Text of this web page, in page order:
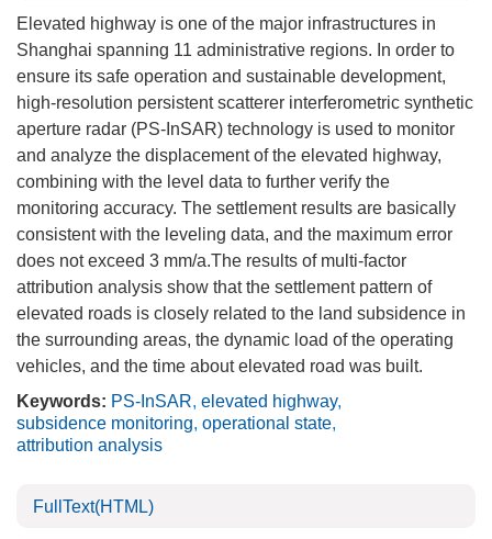
Elevated highway is one of the major infrastructures in
Shanghai spanning 11 administrative regions. In order to
ensure its safe operation and sustainable development,
high-resolution persistent scatterer interferometric synthetic
aperture radar (PS-InSAR) technology is used to monitor
and analyze the displacement of the elevated highway,
combining with the level data to further verify the
monitoring accuracy. The settlement results are basically
consistent with the leveling data, and the maximum error
does not exceed 3 mm/a.The results of multi-factor
attribution analysis show that the settlement pattern of
elevated roads is closely related to the land subsidence in
the surrounding areas, the dynamic load of the operating
vehicles, and the time about elevated road was built.
Keywords: PS-InSAR, elevated highway,
subsidence monitoring, operational state,
attribution analysis
FullText(HTML)